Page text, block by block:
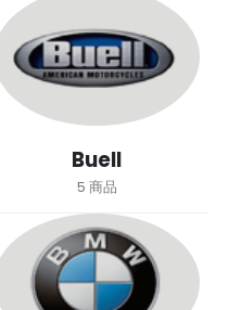
Buell
5 商品